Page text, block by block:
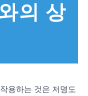
의 상
용하는 것은 저명도